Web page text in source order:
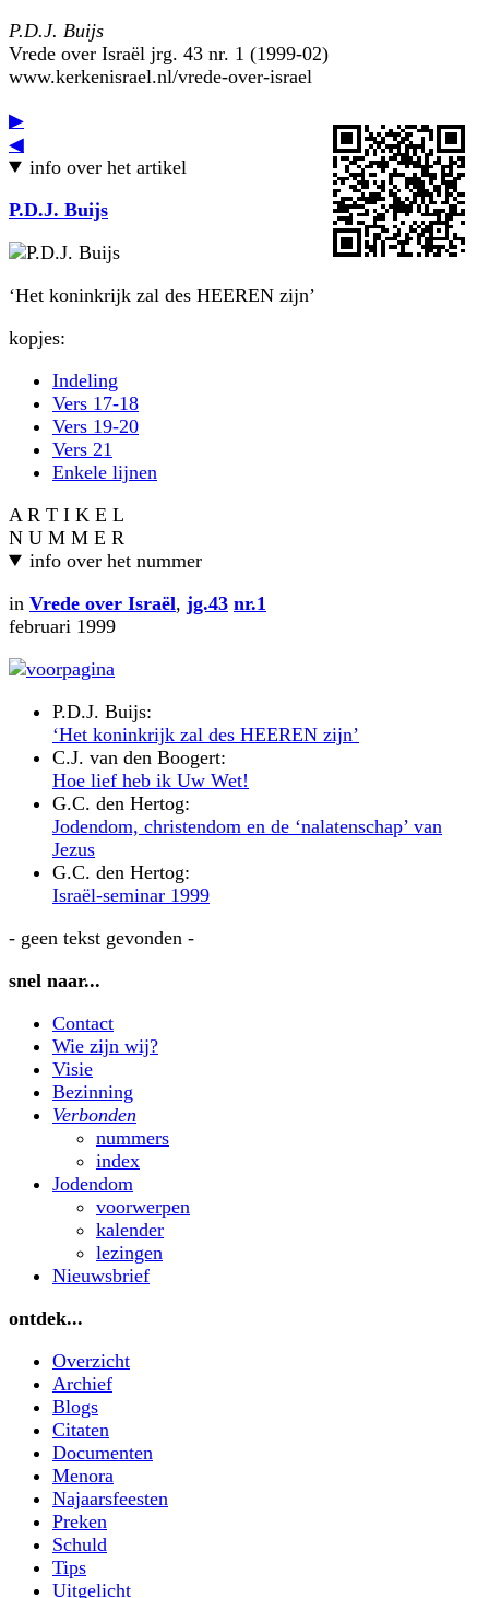
P.D.J. Buijs
Vrede over Israël jrg. 43 nr. 1 (1999-02)
www.kerkenisrael.nl/vrede-over-israel
▶
◀
info over het artikel
P.D.J. Buijs
‘Het koninkrijk zal des HEEREN zijn’
kopjes:
Indeling
Vers 17-18
Vers 19-20
Vers 21
Enkele lijnen
A R T I K E L
N U M M E R
info over het nummer
in Vrede over Israël, jg.43 nr.1
februari 1999
P.D.J. Buijs:
‘Het koninkrijk zal des HEEREN zijn’
C.J. van den Boogert:
Hoe lief heb ik Uw Wet!
G.C. den Hertog:
Jodendom, christendom en de ‘nalatenschap’ van
Jezus
G.C. den Hertog:
Israël-seminar 1999
- geen tekst gevonden -
snel naar...
Contact
Wie zijn wij?
Visie
Bezinning
Verbonden
nummers
index
Jodendom
voorwerpen
kalender
lezingen
Nieuwsbrief
ontdek...
Overzicht
Archief
Blogs
Citaten
Documenten
Menora
Najaarsfeesten
Preken
Schuld
Tips
Uitgelicht